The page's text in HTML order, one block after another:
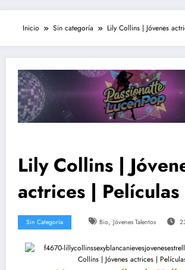
Inicio Sin categoría Lily Collins | Jóvenes
Lily Collins |
actrices |
Sin Categoría Bio, Jóvenes Talentos